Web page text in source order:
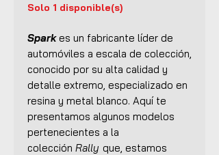
Solo 1 disponible(s)
Sparkes un fabricante líder de
automóviles a escala de colección,
conocido por su alta calidad y
detalle extremo, especializado en
resina y metal blanco. Aquí te
presentamos algunos modelos
pertenecientes a la
colección Rally que, estamos